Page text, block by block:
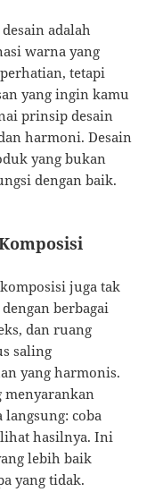
adalah
warna yang
tetapi
yang ingin kamu
prinsip desain
harmoni. Desain
yang bukan
dengan baik.
juga tak
berbagai
dan ruang
saling
yang harmonis.
menyarankan
coba
lihat hasilnya. Ini
lebih baik
yang tidak.